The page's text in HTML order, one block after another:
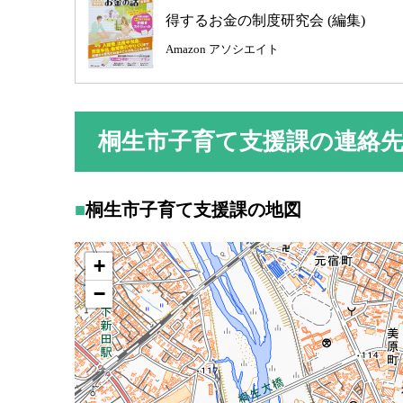
得するお金の制度研究会 (編集)
Amazon アソシエイト
桐生市子育て支援課の連絡先
桐生市子育て支援課の地図